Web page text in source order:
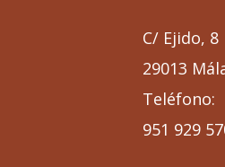
C/ Ejido, 8
29013
Teléfono:
951 929